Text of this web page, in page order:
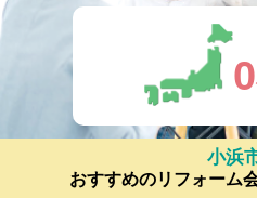
0
小浜
おすすめのリフォーム